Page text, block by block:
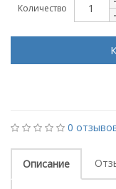
Количество
0
Описание